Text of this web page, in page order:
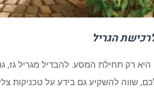
הגריל
היא רק תחילת המסע. להבדיל מגריל גז,
להשקיע גם בידע על טכניקות